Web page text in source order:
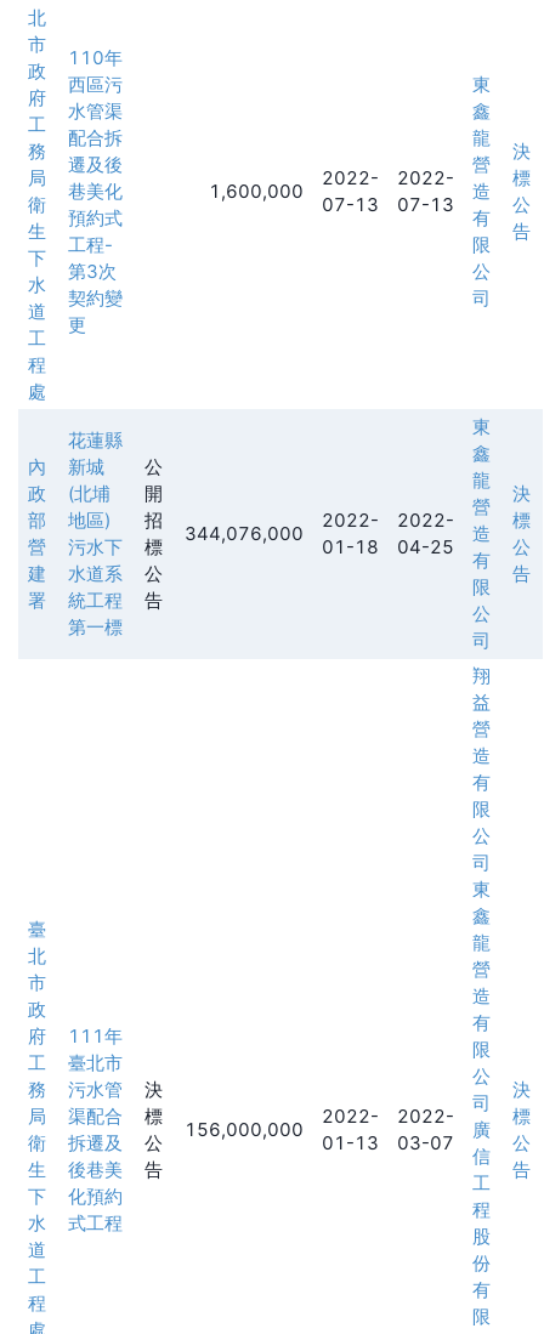
北
市
政
府
工
務
局
衛
生
下
水
道
工
程
處
110年
西區污
水管渠
配合拆
遷及後
巷美化
預約式
工程-
第3次
契約變
更
1,600,000
2022-
07-13
2022-
07-13
東
鑫
龍
營
造
有
限
公
司
決
標
公
告
內
政
部
營
建
署
花蓮縣
新城
(北埔
地區)
污水下
水道系
統工程
第一標
公
開
招
標
公
告
344,076,000
2022-
01-18
2022-
04-25
東
鑫
龍
營
造
有
限
公
司
決
標
公
告
臺
北
市
政
府
工
務
局
衛
生
下
水
道
工
程
111年
臺北市
污水管
渠配合
拆遷及
後巷美
化預約
式工程
決
標
公
告
156,000,000
2022-
01-13
2022-
03-07
翔
益
營
造
有
限
公
司
東
鑫
龍
營
造
有
限
公
司
廣
信
工
程
股
份
有
限
決
標
公
告